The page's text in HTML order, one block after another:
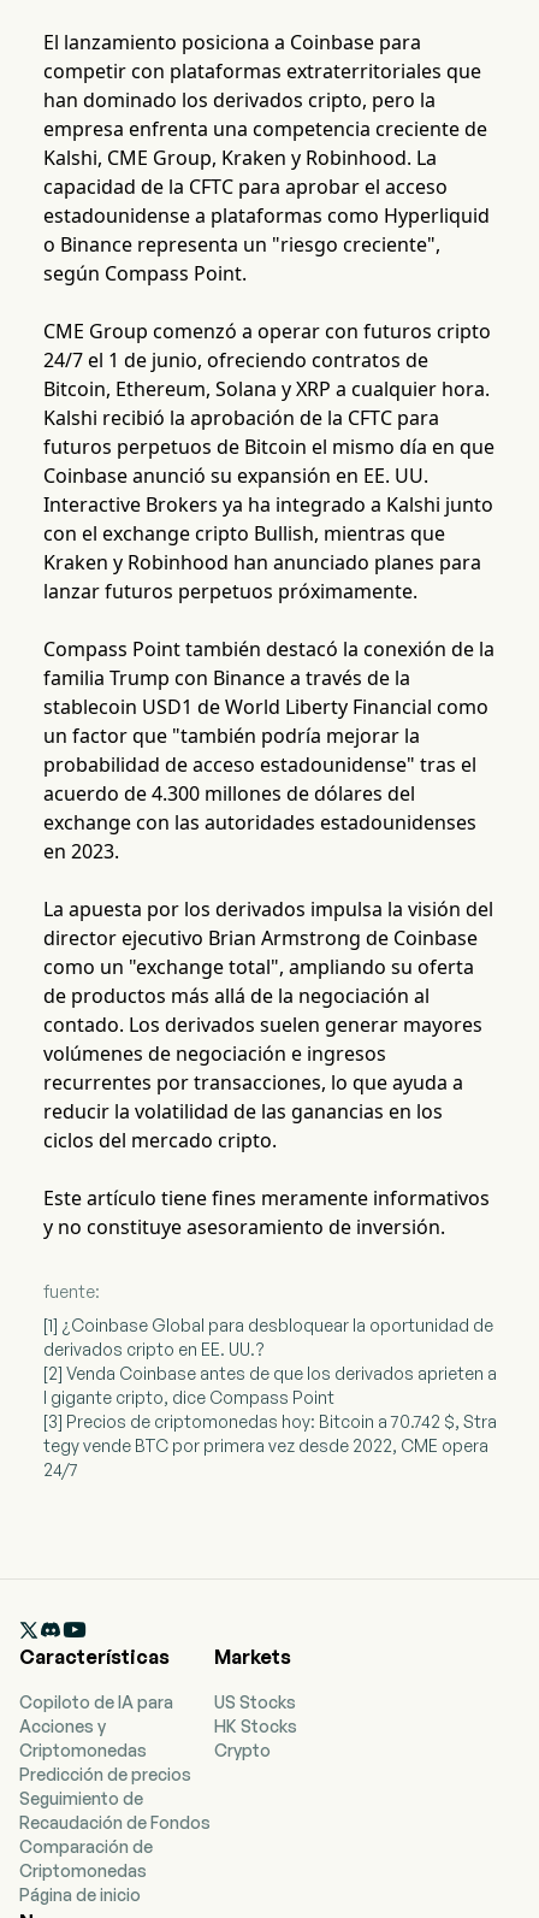
El lanzamiento posiciona a Coinbase para
competir con plataformas extraterritoriales que
han dominado los derivados cripto, pero la
empresa enfrenta una competencia creciente de
Kalshi, CME Group, Kraken y Robinhood. La
capacidad de la CFTC para aprobar el acceso
estadounidense a plataformas como Hyperliquid
o Binance representa un "riesgo creciente",
según Compass Point.
CME Group comenzó a operar con futuros cripto
24/7 el 1 de junio, ofreciendo contratos de
Bitcoin, Ethereum, Solana y XRP a cualquier hora.
Kalshi recibió la aprobación de la CFTC para
futuros perpetuos de Bitcoin el mismo día en que
Coinbase anunció su expansión en EE. UU.
Interactive Brokers ya ha integrado a Kalshi junto
con el exchange cripto Bullish, mientras que
Kraken y Robinhood han anunciado planes para
lanzar futuros perpetuos próximamente.
Compass Point también destacó la conexión de la
familia Trump con Binance a través de la
stablecoin USD1 de World Liberty Financial como
un factor que "también podría mejorar la
probabilidad de acceso estadounidense" tras el
acuerdo de 4.300 millones de dólares del
exchange con las autoridades estadounidenses
en 2023.
La apuesta por los derivados impulsa la visión del
director ejecutivo Brian Armstrong de Coinbase
como un "exchange total", ampliando su oferta
de productos más allá de la negociación al
contado. Los derivados suelen generar mayores
volúmenes de negociación e ingresos
recurrentes por transacciones, lo que ayuda a
reducir la volatilidad de las ganancias en los
ciclos del mercado cripto.
Este artículo tiene fines meramente informativos
y no constituye asesoramiento de inversión.
fuente:
[1] ¿Coinbase Global para desbloquear la oportunidad de
derivados cripto en EE. UU.?
[2] Venda Coinbase antes de que los derivados aprieten a
l gigante cripto, dice Compass Point
[3] Precios de criptomonedas hoy: Bitcoin a 70.742 $, Stra
tegy vende BTC por primera vez desde 2022, CME opera
24/7

Características
Copiloto de IA para
Acciones y
Criptomonedas
Predicción de precios
Seguimiento de
Recaudación de Fondos
Comparación de
Criptomonedas
Página de inicio
Markets
US Stocks
HK Stocks
Crypto